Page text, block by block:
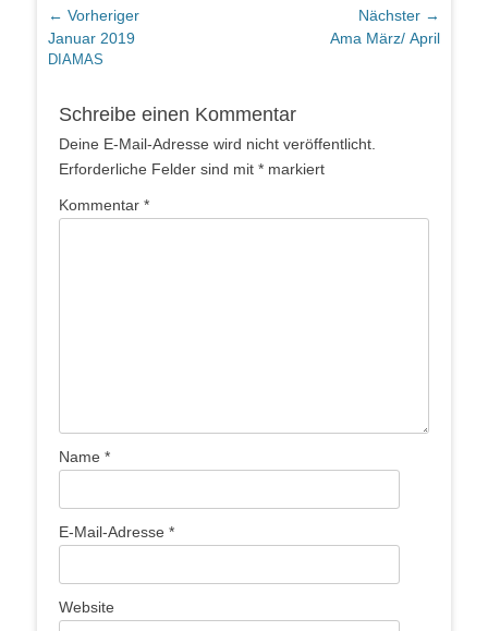
Beitragsnavigation
← Vorheriger
Vorheriger
Beitrag:
Januar 2019
DIAMAS
Nächster →
Ama März/ April
Schreibe einen Kommentar
Deine E-Mail-Adresse wird nicht veröffentlicht.
Erforderliche Felder sind mit * markiert
Kommentar *
Name *
E-Mail-Adresse *
Website